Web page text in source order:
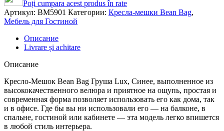
Poți cumpara acest produs în rate
Артикул: BM5901 Категории: Кресла-мешки Bean Bag,
Мебель для Гостиной
Описание
Livrare și achitare
Описание
Кресло-Мешок Bean Bag Груша Lux, Синее, выполненное из
высококачественного велюра и приятное на ощупь, простая и
современная форма позволяет использовать его как дома, так
и в офисе. Где бы вы ни использовали его — на балконе, в
спальне, гостиной или кабинете — эта модель легко впишется
в любой стиль интерьера.